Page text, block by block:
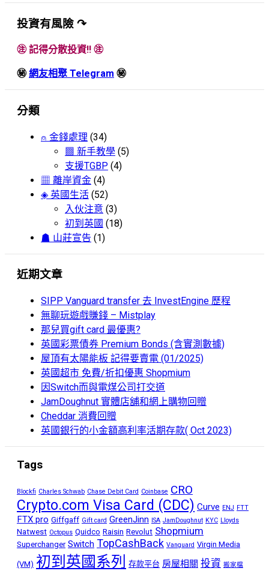
投資有風險 ↷
㊟ 記得分散投資!! ㊟
㊙ 網友相聚 Telegram ㊙
分類
⍝ 金錢處理 (34)
▩ 新手教學 (5)
支援TGBP (4)
▦ 離岸資金 (4)
◈ 英國生活 (52)
入伙注意 (3)
初到英國 (18)
☗ 山莊宣告 (1)
近期文章
SIPP Vanguard transfer 去 InvestEngine 歷程
無聊玩遊戲賺錢 – Mistplay
那兒買gift card 最優惠?
英國彩票債券 Premium Bonds (含實測數據)
屋頂有太陽能板 記得要賣電 (01/2025)
英國超市 免費/折扣優惠 Shopmium
因Switch而與電煤公司打交道
JamDoughnut 實體店舖和網上購物回贈
Cheddar 消費回贈
英國銀行的小金額高利率活期存款( Oct 2023)
Tags
Blockfi Charles Schwab Chase Debit Card Coinbase CRO
Crypto.com Visa Card (CDC) Curve ENJ FTT
FTX pro Giffgaff Gift card GreenJinn ISA JamDoughnut KYC Lloyds
Natwest Octopus Quidco Raisin Revolut Shopmium
Superchanger Switch TopCashBack Vanguard Virgin Media
(VM) 初到英國系列 存款平台 房屋相關 投資 搬家檔